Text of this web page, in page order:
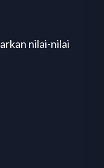
nilai-nilai